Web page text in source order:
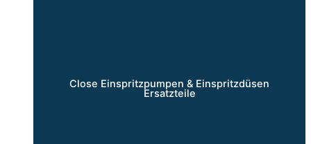
Close Einspritzpumpen & Einspritzdüsen
Ersatzteile